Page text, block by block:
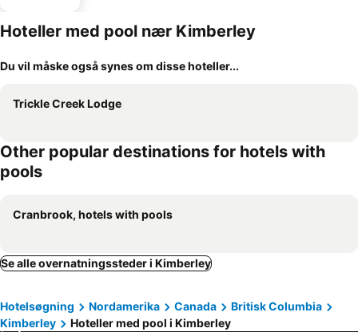
Hoteller med pool nær Kimberley
Du vil måske også synes om disse hoteller...
Trickle Creek Lodge
Other popular destinations for hotels with
pools
Cranbrook, hotels with pools
Se alle overnatningssteder i Kimberley
Hotelsøgning Nordamerika Canada
Britisk Columbia
Kimberley
Hoteller med pool i Kimberley